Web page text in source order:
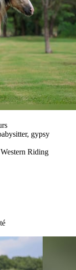
gypsy
Riding